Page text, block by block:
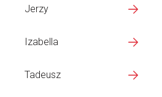
Jerzy
Izabella
Tadeusz